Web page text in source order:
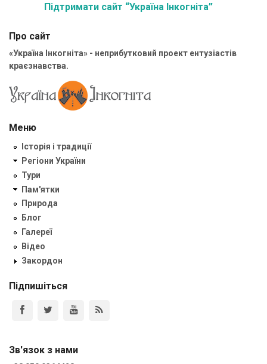
Підтримати сайт “Україна Інкогніта”
Про сайт
«Україна Інкогніта» - неприбутковий проект ентузіастів
краєзнавства.
Меню
Історія і традиції
Регіони України
Тури
Пам'ятки
Природа
Блог
Галереї
Відео
Закордон
Підпишіться
Зв'язок з нами